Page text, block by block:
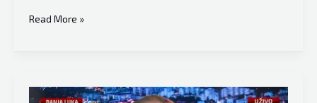
Mladen
progovorio
dlake
Read More »